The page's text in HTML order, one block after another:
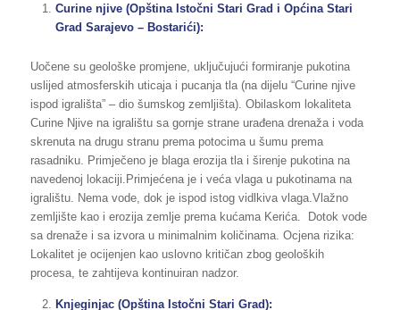
Curine njive (Opština Istočni Stari Grad i Općina Stari
Grad Sarajevo – Bostarići):
Uočene su geološke promjene, uključujući formiranje pukotina
uslijed atmosferskih uticaja i pucanja tla (na dijelu “Curine njive
ispod igrališta” – dio šumskog zemljišta). Obilaskom lokaliteta
Curine Njive na igralištu sa gornje strane urađena drenaža i voda
skrenuta na drugu stranu prema potocima u šumu prema
rasadniku. Primječeno je blaga erozija tla i širenje pukotina na
navedenoj lokaciji.Primjećena je i veća vlaga u pukotinama na
igralištu. Nema vode, dok je ispod istog vidlkiva vlaga.Vlažno
zemljište kao i erozija zemlje prema kućama Kerića. Dotok vode
sa drenaže i sa izvora u minimalnim količinama. Ocjena rizika:
Lokalitet je ocijenjen kao uslovno kritičan zbog geoloških
procesa, te zahtijeva kontinuiran nadzor.
Knjeginjac (Opština Istočni Stari Grad):